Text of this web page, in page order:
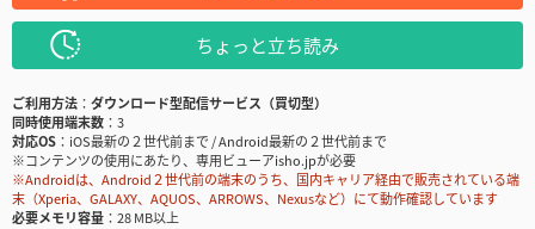
ちょっと立ち読み
ご利用方法
ダウンロード型配信サービス（買切型）
同時使用端末数
3
対応OS
iOS最新の２世代前まで / Android最新の２世代前まで
※コンテンツの使用にあたり、専用ビューアisho.jpが必要
※Androidは、Android２世代前の端末のうち、国内キャリア経由で販売されている端
末（Xperia、GALAXY、AQUOS、ARROWS、Nexusなど）にて動作確認しています
必要メモリ容量
28 MB以上